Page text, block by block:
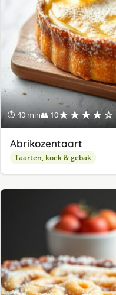
⏱ 40 min👥 10★★★★☆
Abrikozentaart
Taarten, koek & gebak